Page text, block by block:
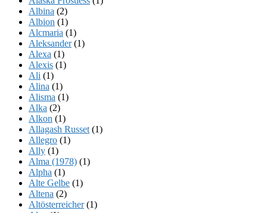
Albina (2)
Albion (1)
Alcmaria (1)
Aleksander(1)
Alexa (1)
Alexis (1)
Ali (1)
Alina (1)
Alisma (1)
Alka (2)
Alkon (1)
Allagash Russet (1)
Allegro (1)
Ally (1)
Alma (1978) (1)
Alpha (1)
Alte Gelbe (1)
Altena (2)
Altösterreicher(1)